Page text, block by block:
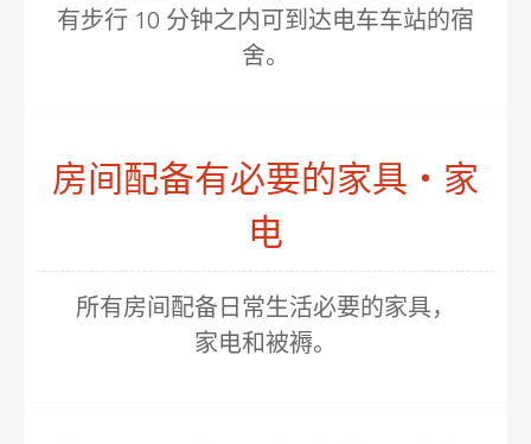
有步行 10 分钟之内可到达电车车站的宿
舍。
房间配备有必要的家具・家
电
所有房间配备日常生活必要的家具，
家电和被褥。